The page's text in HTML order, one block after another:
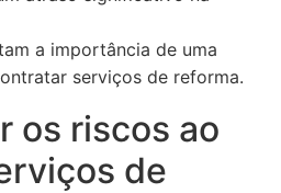
a importância de uma
serviços de reforma.
os riscos ao
de